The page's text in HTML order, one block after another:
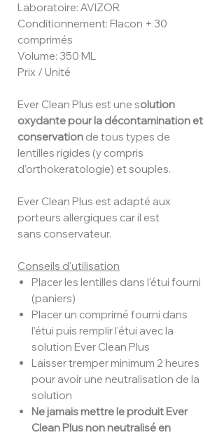
Laboratoire: AVIZOR
Conditionnement: Flacon + 30
comprimés
Volume: 350 ML
Prix / Unité
Ever Clean Plus est une solution
oxydante pour la décontamination et
conservation de tous types de
lentilles rigides (y compris
d'orthokeratologie) et souples.
Ever Clean Plus est adapté aux
porteurs allergiques car il est
sans conservateur.
Conseils d'utilisation
Placer les lentilles dans l'étui fourni
(paniers)
Placer un comprimé fourni dans
l'étui puis remplir l'étui avec la
solution Ever Clean Plus
Laisser tremper minimum 2 heures
pour avoir une neutralisation de la
solution
Ne jamais mettre le produit Ever
Clean Plus non neutralisé en